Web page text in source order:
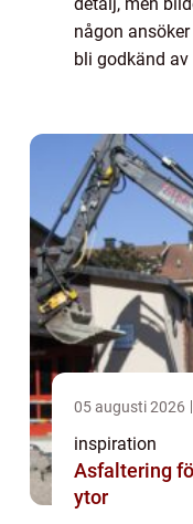
någon
bli godkänd
05 augusti 2026
inspiration
Asfaltering
ytor